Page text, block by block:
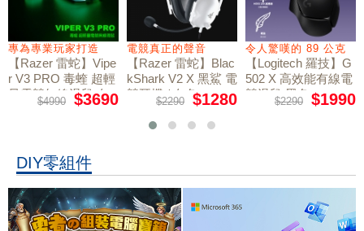
專為專業玩家打造
【Razer 雷蛇】Vipe
r V3 PRO 毒蝰 超輕
量電競無線滑鼠 白
$4990 $3690
電競真正的聲音
【Razer 雷蛇】Blac
kShark V2 X 黑鯊 電
競耳機 / 白色
$2290 $1280
令人驚嘆的 89 公克
【Logitech 羅技】G
502 X 高效能有線電
競滑鼠 黑色
$2290 $1990
DIY零組件